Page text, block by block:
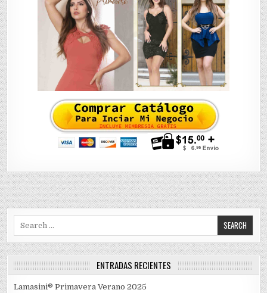
ENTRADAS RECIENTES
Lamasini® Primavera Verano 2025